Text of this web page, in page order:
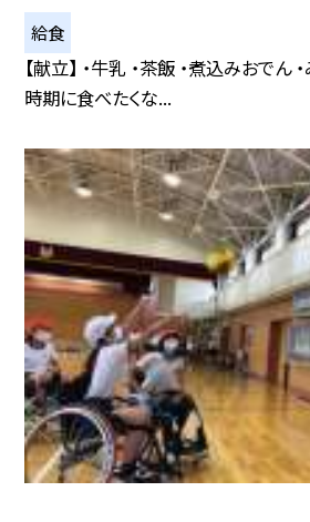
給食
【献立】 ・牛乳 ・茶飯 ・煮込みおでん
時期に食べたくな...